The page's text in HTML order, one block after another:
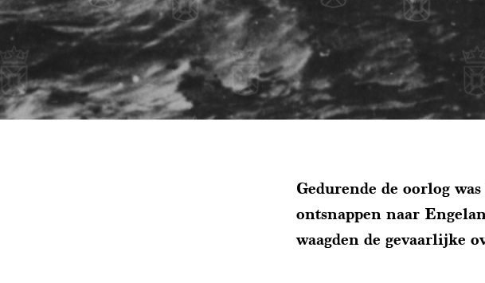
Gedurende de oorlog
ontsnappen naar
waagden de gevaarlijke